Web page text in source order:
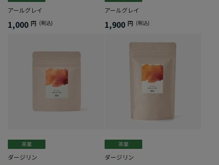
アールグレイ
1,000 円 (税込)
アールグレイ
1,900 円 (税込)
ダージリン ダージリン